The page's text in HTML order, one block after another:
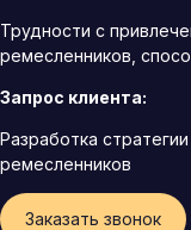
Трудности с
ремесленников,
Запрос клиента:
Разработка
ремесленников
Заказать звонок